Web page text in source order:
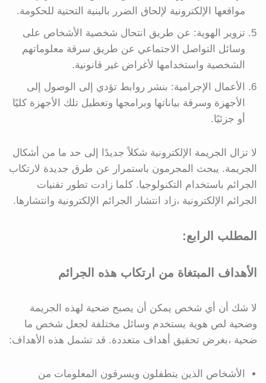
مواقعها الإلكترونية لإلحاق الضرر بالبنية التحتية للحكومة.
تزوير الهوية: عن طريق انتحال شخصية الأشخاص على
وسائل التواصل الاجتماعي عن طريق سرقة معلوماتهم
الشخصية واستخدامها لأغراض غير قانونية.
الأعمال الإجرامية: بنشر روابط تؤدي إلى الوصول إلى
الأجهزة وسرقة بياناتها وبرامجها وتعطيل تلك الأجهزة كليًا
أو جزئيًا.
لا تزال الجريمة الإلكترونية شكلاً جديدًا إلى حد ما من أشكال
الجريمة. يبحث المجرمون باستمرار عن طرق جديدة لارتكاب
الجرائم باستخدام التكنولوجيا. كلما زادت تطور تقنيات
الجرائم الإلكترونية ،زاد انتشار الجرائم الإلكترونية وانتشارها.
المطلب الرابع:
الأهداف المبتغاة من ارتكاب هذه الجرائم
لا شك أن أي شخص يمكن أن يصبح ضحية لهذه الجريمة
وضحية لص هوية يستخدم وسائل مختلفة لجعل شخص ما
ضحية ،بغرض تحقيق أهداف متعددة. قد تشمل هذه الأهداف:
الأشخاص الذين يتطفلون ويسرقون المعلومات من